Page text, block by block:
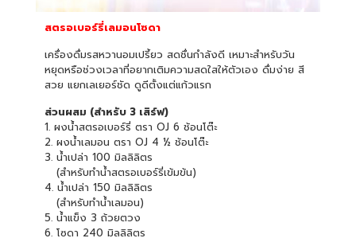
สตรอเบอร์รี่เลมอนโซดา
เครื่องดื่มรสหวานอมเปรี้ยว สดชื่นกำลังดี เหมาะสำหรับวัน
หยุดหรือช่วงเวลาที่อยากเติมความสดใสให้ตัวเอง ดื่มง่าย สี
สวย แยกเลเยอร์ชัด ดูดีตั้งแต่แก้วแรก
ส่วนผสม (สำหรับ 3 เสิร์ฟ)
1. ผงน้ำสตรอเบอร์รี่ ตรา OJ 6 ช้อนโต๊ะ
2. ผงน้ำเลมอน ตรา OJ 4 ½ ช้อนโต๊ะ
3. น้ำเปล่า 100 มิลลิลิตร
(สำหรับทำน้ำสตรอเบอร์รี่เข้มข้น)
4. น้ำเปล่า 150 มิลลิลิตร
(สำหรับทำน้ำเลมอน)
5. น้ำแข็ง 3 ถ้วยตวง
6. โซดา 240 มิลลิลิตร